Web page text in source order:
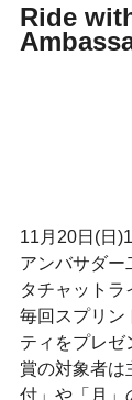
Ride
11月20日(日
アンバサダー
タチャットラ
毎回スプリン
ティをプレゼ
賞の対象者は
付」や「月」